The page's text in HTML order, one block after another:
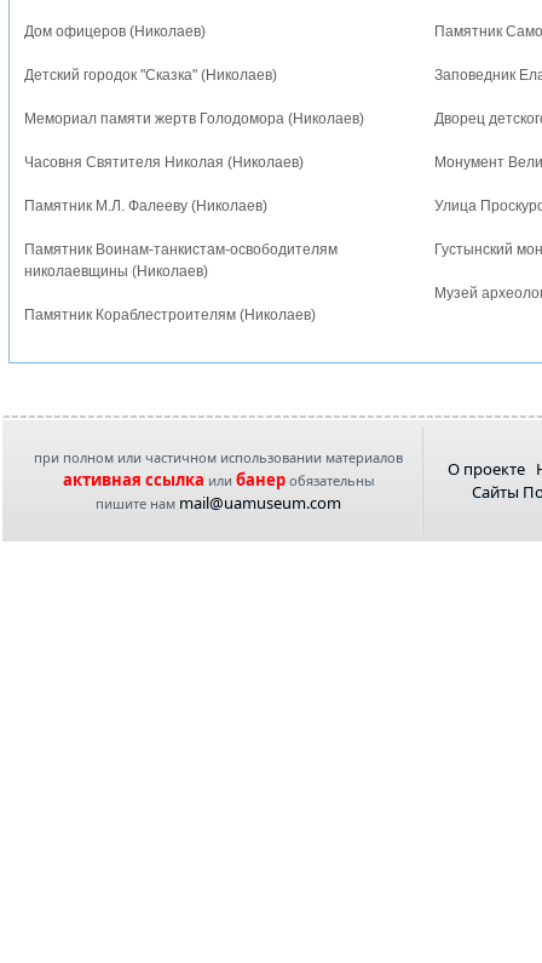
Дом офицеров (Николаев)
Детский городок "Сказка" (Николаев)
Мемориал памяти жертв Голодомора (Николаев)
Часовня Святителя Николая (Николаев)
Памятник М.Л. Фалееву (Николаев)
Памятник Воинам-танкистам-освободителям
николаевщины (Николаев)
Памятник Кораблестроителям (Николаев)
Памятник
Заповедник
Дворец
Монумент
Улица
Густынский
Музей
при полном или частичном использовании материалов
активная ссылка или банеробязательны
пишите нам mail@uamuseum.com
О проекте
Сайты